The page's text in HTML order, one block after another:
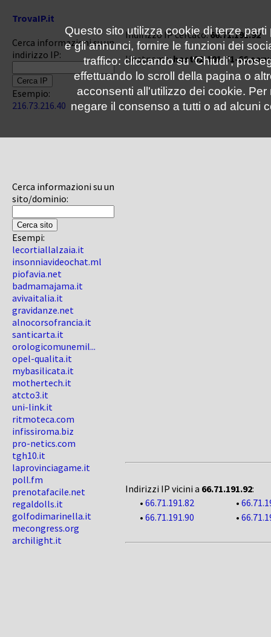
TrovaIP.it
Cerca informazioni su un
indirizzo IP:
Esempio:
216.73.216.40
Cerca informazioni su un
sito/dominio:
Esempi:
lecortiallalzaia.it
insonniavideochat.ml
piofavia.net
badmamajama.it
avivaitalia.it
gravidanze.net
alnocorsofrancia.it
santicarta.it
orologicomunemil...
opel-qualita.it
mybasilicata.it
mothertech.it
atcto3.it
uni-link.it
ritmoteca.com
infissiroma.biz
pro-netics.com
tgh10.it
laprovinciagame.it
poll.fm
prenotafacile.net
regaldolls.it
golfodimarinella.it
mecongress.org
archilight.it
Indirizzo IP cercato:66.71.191.92
Hostname:host92-191-71-
Indirizzi IP vicini a 66.71.191.92:
• 66.71.191.82 •
• 66.71.191.90 •
Questo sito utilizza cookie di terze
e gli annunci, fornire le funzioni dei
traffico: cliccando su 'Chiudi',
effettuando lo scroll della pagina o
acconsenti all'utilizzo dei cookie.
negare il consenso a tutti o ad alcuni